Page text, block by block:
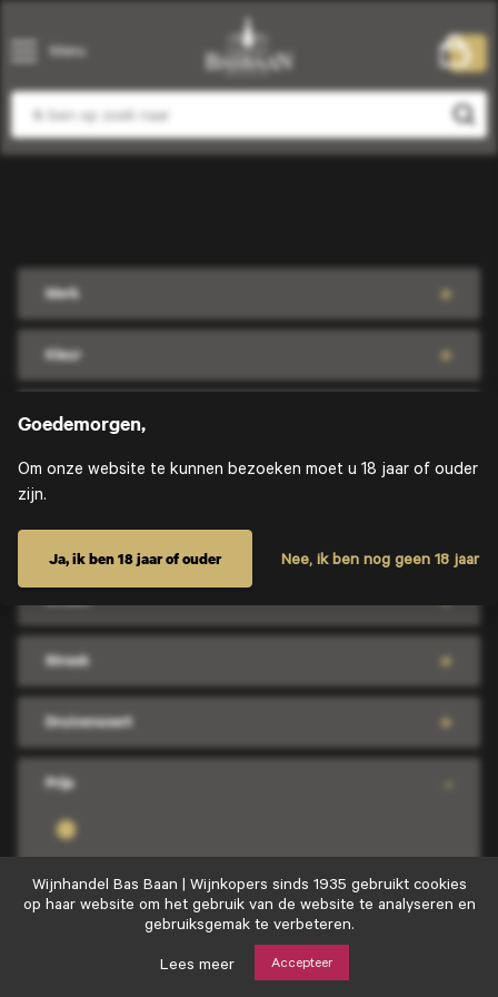
Menu
Merk
Kleur
Land
Jaar
Streek
Druivensoort
Prijs
Goedemorgen,
Om onze website te kunnen bezoeken moet u 18 jaar of ouder
zijn.
Ja, ik ben 18 jaar of ouder Nee, ik ben nog geen 18 jaar
Wijnhandel
Bas
Baan
Wijnhandel Bas Baan | Wijnkopers sinds 1935 gebruikt cookies
op haar website om het gebruik van de website te analyseren en
gebruiksgemak te verbeteren.
Lees meer Accepteer